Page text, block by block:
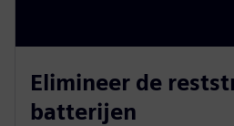
Elimineer de
batterijen